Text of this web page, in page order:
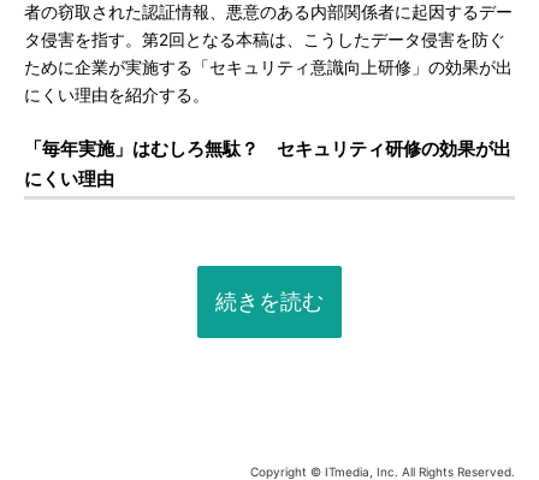
者の窃取された認証情報、悪意のある内部関係者に起因するデー
タ侵害を指す。第2回となる本稿は、こうしたデータ侵害を防ぐ
ために企業が実施する「セキュリティ意識向上研修」の効果が出
にくい理由を紹介する。
「毎年実施」はむしろ無駄？ セキュリティ研修の効果が出
にくい理由
続きを読む
Copyright © ITmedia, Inc. All Rights Reserved.